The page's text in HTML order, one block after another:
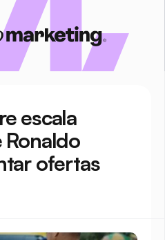
escala
Ronaldo
ofertas